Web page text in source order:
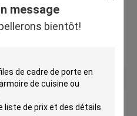
message
bientôt!
de base de
aluminium